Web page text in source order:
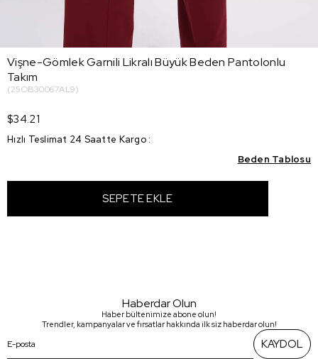
Vişne-Gömlek Garnili Likralı Büyük Beden Pantolonlu
Takım
(25OB30067AL9)
$34.21
Hızlı Teslimat 24 Saatte Kargo :
Beden Tablosu
Haberdar Olun
Haber bültenimize abone olun!
Trendler, kampanyalar ve fırsatlar hakkında ilk siz haberdar olun!
KAYDOL